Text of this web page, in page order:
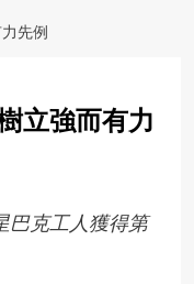
先例
立強而有力
巴克工人獲得第